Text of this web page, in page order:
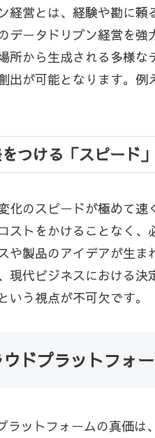
経営とは、経験や勘に
データドリブン経営を
所から生成される多様
出が可能となります。
つける「スピード
化のスピードが極めて
ストをかけることなく、
や製品のアイデアが生
現代ビジネスにおける
いう視点が不可欠です。
ドプラットフォ
ラットフォームの真価は